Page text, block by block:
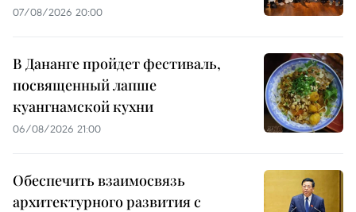
07/08/2026 20:00
В Дананге пройдет фестиваль,
посвященный лапше
куангнамской кухни
06/08/2026 21:00
Обеспечить взаимосвязь
архитектурного развития с